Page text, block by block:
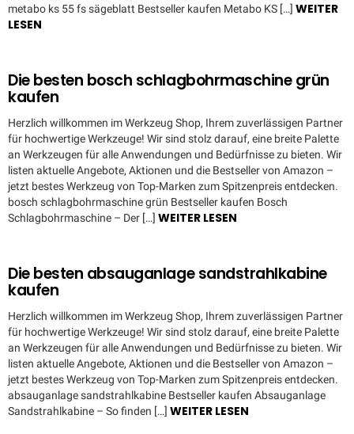
metabo ks 55 fs sägeblatt Bestseller kaufen Metabo KS […] WEITER
LESEN
Die besten bosch schlagbohrmaschine grün
kaufen
Herzlich willkommen im Werkzeug Shop, Ihrem zuverlässigen Partner
für hochwertige Werkzeuge! Wir sind stolz darauf, eine breite Palette
an Werkzeugen für alle Anwendungen und Bedürfnisse zu bieten. Wir
listen aktuelle Angebote, Aktionen und die Bestseller von Amazon –
jetzt bestes Werkzeug von Top-Marken zum Spitzenpreis entdecken.
bosch schlagbohrmaschine grün Bestseller kaufen Bosch
Schlagbohrmaschine – Der […] WEITER LESEN
Die besten absauganlage sandstrahlkabine
kaufen
Herzlich willkommen im Werkzeug Shop, Ihrem zuverlässigen Partner
für hochwertige Werkzeuge! Wir sind stolz darauf, eine breite Palette
an Werkzeugen für alle Anwendungen und Bedürfnisse zu bieten. Wir
listen aktuelle Angebote, Aktionen und die Bestseller von Amazon –
jetzt bestes Werkzeug von Top-Marken zum Spitzenpreis entdecken.
absauganlage sandstrahlkabine Bestseller kaufen Absauganlage
Sandstrahlkabine – So finden […] WEITER LESEN